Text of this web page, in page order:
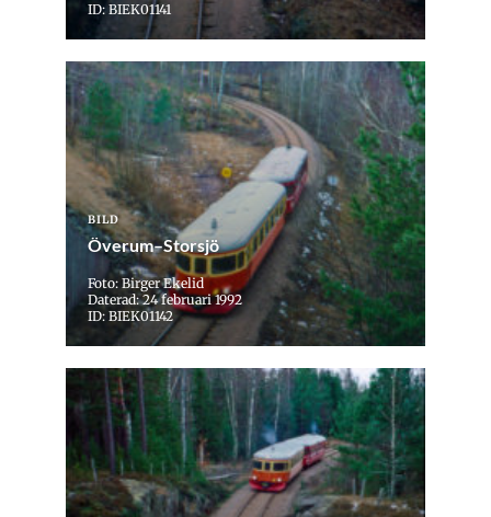
ID: BIEK01141
BILD
Överum–Storsjö
Foto: Birger Ekelid
Daterad: 24 februari 1992
ID: BIEK01142